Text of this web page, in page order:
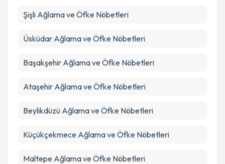
Şişli Ağlama ve Öfke Nöbetleri
Üsküdar Ağlama ve Öfke Nöbetleri
Başakşehir Ağlama ve Öfke Nöbetleri
Ataşehir Ağlama ve Öfke Nöbetleri
Beylikdüzü Ağlama ve Öfke Nöbetleri
Küçükçekmece Ağlama ve Öfke Nöbetleri
Maltepe Ağlama ve Öfke Nöbetleri